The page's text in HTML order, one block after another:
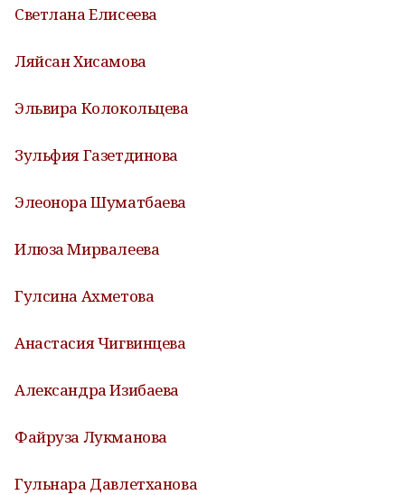
Светлана Елисеева
Ляйсан Хисамова
Эльвира Колокольцева
Зульфия Газетдинова
Элеонора Шуматбаева
Илюза Мирвалеева
Гулсина Ахметова
Анастасия Чигвинцева
Александра Изибаева
Файруза Лукманова
Гульнара Давлетханова